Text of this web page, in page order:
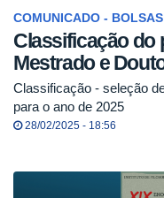
COMUNICADO - BOLSAS
Classificação do
Mestrado e
Classificação - seleção
para o ano de 2025
28/02/2025 - 18:56